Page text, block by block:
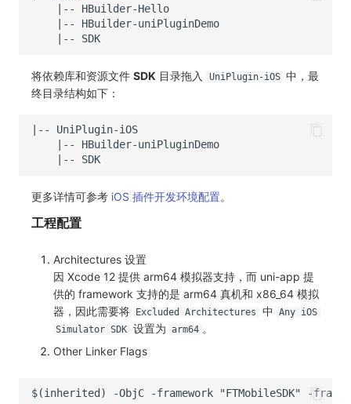
将依赖库和资源文件 SDK 目录拖入 UniPlugin-iOS 中，最
终目录结构如下：
更多详情可参考 iOS 插件开发环境配置。
工程配置
Architectures 设置
因 Xcode 12 提供 arm64 模拟器支持，而 uni-app 提
供的 framework 支持的是 arm64 真机和 x86_64 模拟
器，因此需要将 Excluded Architectures 中
Any iOS
Simulator SDK 设置为 arm64 。
Other Linker Flags